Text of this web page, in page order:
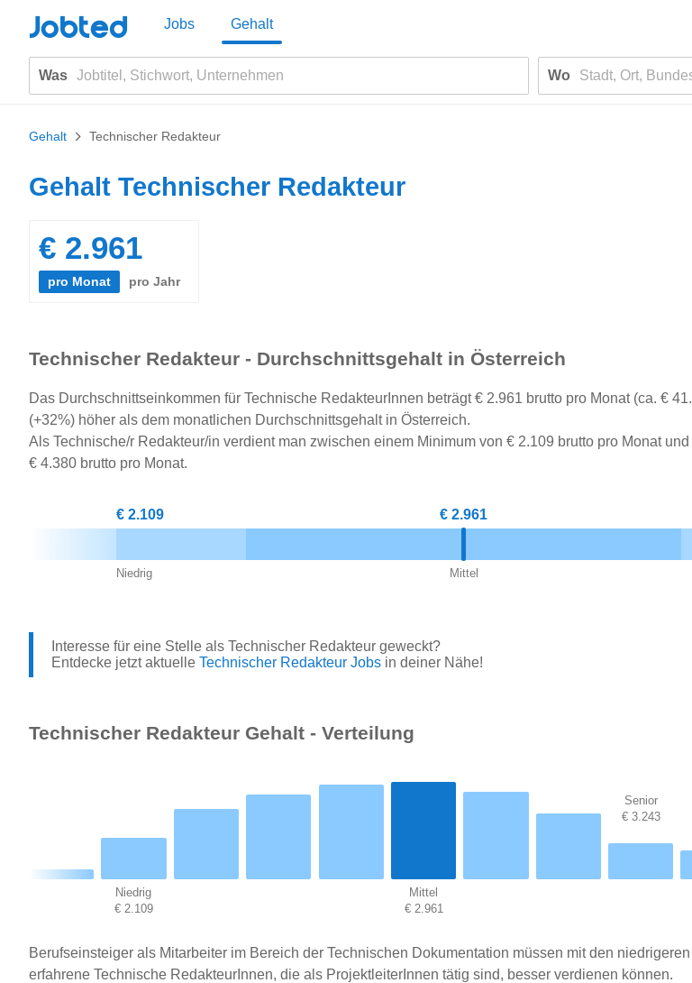
Jobted Jobs Gehalt
Was Wo
Gehalt > Technischer Redakteur
Gehalt Technischer Redakteur
€ 2.961
pro Monat pro Jahr
Technischer Redakteur - Durchschnittsgehalt in Österreich
Das Durchschnittseinkommen für Technische RedakteurInnen beträgt € 2.961 brutto pro Monat (ca. €
(+32%) höher als dem monatlichen Durchschnittsgehalt in Österreich.
Als Technische/r Redakteur/in verdient man zwischen einem Minimum von € 2.109 brutto pro Monat
€ 4.380 brutto pro Monat.
€ 2.109
Niedrig
€ 2.961
Mittel
Interesse für eine Stelle als Technischer Redakteur geweckt?
Entdecke jetzt aktuelle Technischer Redakteur Jobs in deiner Nähe!
Technischer Redakteur Gehalt - Verteilung
Niedrig
€ 2.109
Mittel
€ 2.961
Senior
€ 3.243
Berufseinsteiger als Mitarbeiter im Bereich der Technischen Dokumentation müssen mit den
erfahrene Technische RedakteurInnen, die als ProjektleiterInnen tätig sind, besser verdienen können.